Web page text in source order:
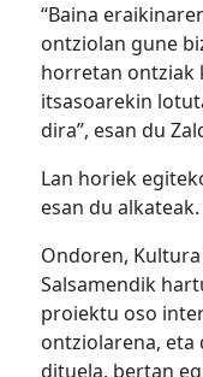
“Baina
ontziolan gune
horretan ontziak
itsasoarekin
dira”, esan du
Lan horiek
esan du alkateak.
Ondoren,
Salsamendik
proiektu oso
ontziolarena, eta
dituela, bertan